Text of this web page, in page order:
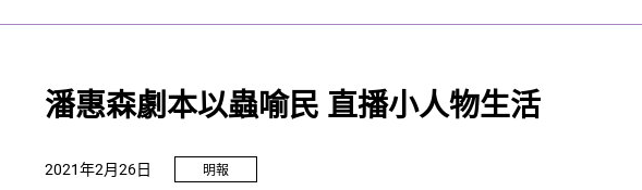
潘惠森劇本以蟲喻民 直播小人物生活
明報
2021年2月26日